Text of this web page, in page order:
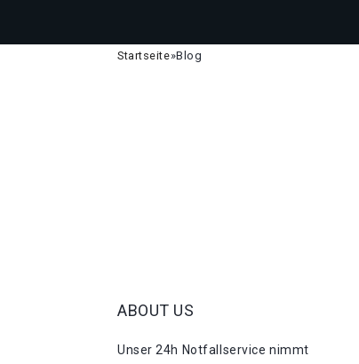
Startseite»Blog
ABOUT US
Unser 24h Notfallservice nimmt